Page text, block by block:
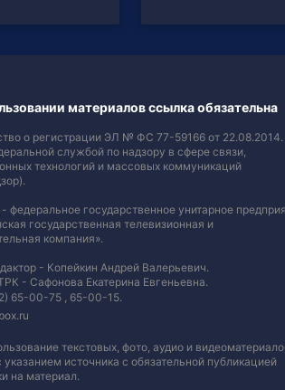
материалов ссылка обязательна
о регистрации ЭЛ № ФС 77-59166 от 22.08.2014.
службой по надзору в сфере связи,
технологий и массовых коммуникаций
федеральное государственное унитарное
государственная телевизионная и
компания».
- Копейкин Андрей Валерьевич.
- Сафонова Екатерина Евгеньевна.
65-00-75 , 65-00-15.
текстовых, фото, аудио и
источника с обязательной публикацией
на материал.